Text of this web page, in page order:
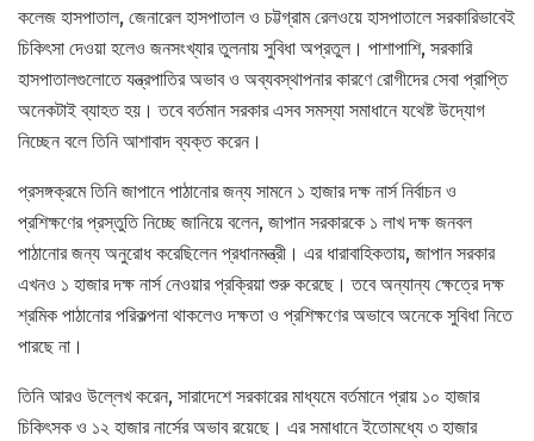
কলেজ হাসপাতাল, জেনারেল হাসপাতাল ও চট্টগ্রাম রেলওয়ে হাসপাতালে সরকারিভাবেই
চিকিৎসা দেওয়া হলেও জনসংখ্যার তুলনায় সুবিধা অপ্রতুল। পাশাপাশি, সরকারি
হাসপাতালগুলোতে যন্ত্রপাতির অভাব ও অব্যবস্থাপনার কারণে রোগীদের সেবা প্রাপ্তি
অনেকটাই ব্যাহত হয়। তবে বর্তমান সরকার এসব সমস্যা সমাধানে যথেষ্ট উদ্যোগ
নিচ্ছেন বলে তিনি আশাবাদ ব্যক্ত করেন।
প্রসঙ্গক্রমে তিনি জাপানে পাঠানোর জন্য সামনে ১ হাজার দক্ষ নার্স নির্বাচন ও
প্রশিক্ষণের প্রস্তুতি নিচ্ছে জানিয়ে বলেন, জাপান সরকারকে ১ লাখ দক্ষ জনবল
পাঠানোর জন্য অনুরোধ করেছিলেন প্রধানমন্ত্রী। এর ধারাবাহিকতায়, জাপান সরকার
এখনও ১ হাজার দক্ষ নার্স নেওয়ার প্রক্রিয়া শুরু করেছে। তবে অন্যান্য ক্ষেত্রে দক্ষ
শ্রমিক পাঠানোর পরিকল্পনা থাকলেও দক্ষতা ও প্রশিক্ষণের অভাবে অনেকে সুবিধা নিতে
পারছে না।
তিনি আরও উল্লেখ করেন, সারাদেশে সরকারের মাধ্যমে বর্তমানে প্রায় ১০ হাজার
চিকিৎসক ও ১২ হাজার নার্সের অভাব রয়েছে। এর সমাধানে ইতোমধ্যে ৩ হাজার